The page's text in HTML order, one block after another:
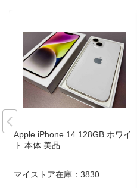
Apple iPhone 14 128GB ホワイ
ト 本体 美品
マイストア在庫： 3830